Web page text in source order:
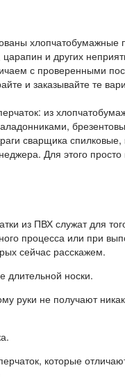
хлопчатобумажные
и других
с проверенными
и заказывайте те
из
сварщика
Для этого
из ПВХ служат для
процесса или при
сейчас расскажем.
носки.
не получают
которые